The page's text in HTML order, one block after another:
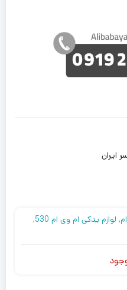
, لوازم یدکی ام وی ام 530
,